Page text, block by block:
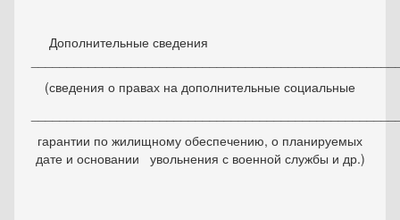
Дополнительные сведения
(сведения о правах на дополнительные социальные
гарантии по жилищному обеспечению, о планируемых
дате и основании увольнения с военной службы и др.)